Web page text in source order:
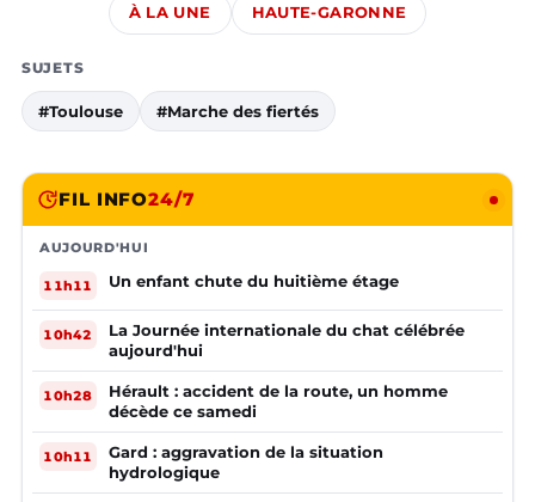
À LA UNE HAUTE-GARONNE
SUJETS
#Toulouse #Marche des fiertés
FIL INFO24/7
AUJOURD'HUI
11h11 Un enfant chute du huitième étage
10h42
La Journée internationale du chat célébrée
aujourd'hui
10h28
Hérault : accident de la route, un homme
décède ce samedi
10h11
Gard : aggravation de la situation
hydrologique